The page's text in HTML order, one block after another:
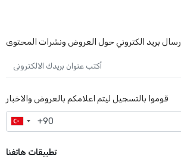
ارسال بريد الكتروني حول العروض ونشرات المحتوى
قوموا بالتسجيل ليتم اعلامكم بالعروض والاخبار
تطبيقات هاتفنا